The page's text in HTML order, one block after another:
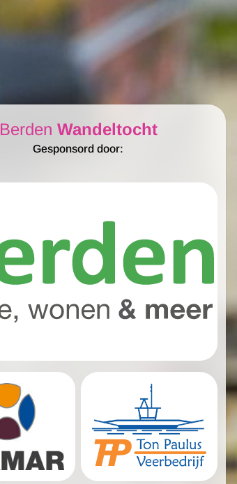
Berden Wandeltocht
Gesponsord door: